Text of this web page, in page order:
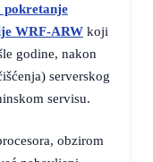
pokretanje
WRF-ARWkoji
godine, nakon
serverskog
servisu.
obzirom